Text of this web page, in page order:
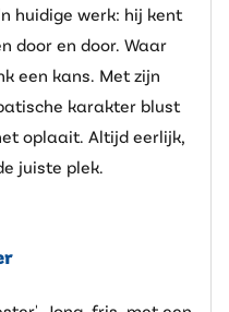
huidige werk: hij kent
door en door. Waar
een kans. Met zijn
karakter blust
oplaait. Altijd eerlijk,
juiste plek.